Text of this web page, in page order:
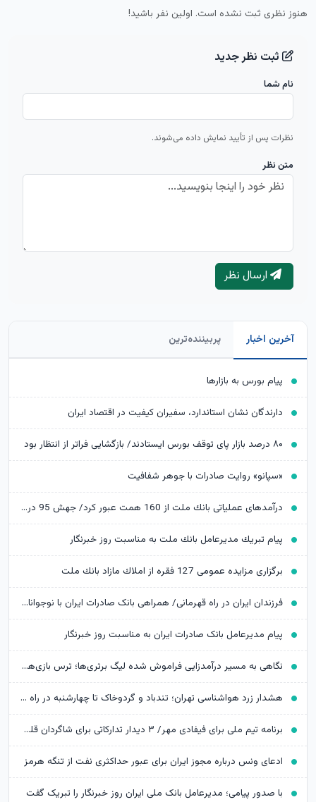
هنوز نظری ثبت نشده است. اولین نفر باشید!
ثبت نظر جدید
نام شما
نظرات پس از تأیید نمایش داده می‌شوند.
متن نظر
ارسال نظر
آخرین اخبار پربیننده‌ترین
پیام بورس به بازارها
دارندگان نشان استاندارد، سفیران کیفیت در اقتصاد ایران
۸۰ درصد بازار پای توقف بورس ایستادند/ بازگشایی فراتر از انتظار بود
«سپانو» روایت صادرات با جوهر شفافیت
درآمدهای عملیاتی بانك ملت از 160 همت عبور كرد/ جهش 95 درصدی نسبت به پایان تیرماه 1404
پیام تبریك مدیرعامل بانك ملت به مناسبت روز خبرنگار
برگزاری مزایده عمومی 127 فقره از املاك مازاد بانك ملت
​فرزندان ایران در راه قهرمانی/ همراهی بانک صادرات ایران با نوجوانان و جوانان اعزامی به رقابت‌های وزنه‌برداری تاشکند
پیام مدیرعامل بانک صادرات ایران به مناسبت روز خبرنگار
نگاهی به مسیر درآمدزایی فراموش شده لیگ برتری‌ها؛ ترس بازی‌‎های تدارکاتی بزرگ ریخته شود
هشدار زرد هواشناسی تهران؛ تندباد و گردوخاک تا چهارشنبه در راه است
برنامه تیم ملی برای فیفادی مهر/ ۳ دیدار تدارکاتی برای شاگردان قلعه‌نویی
ادعای ونس درباره مجوز ایران برای عبور حداکثری نفت از تنگه هرمز
با صدور پیامی؛ مدیرعامل بانک ملی ایران روز خبرنگار را تبریک گفت